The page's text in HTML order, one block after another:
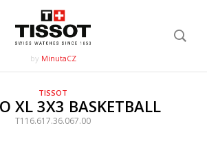
by MinutaCZ
TISSOT
XL 3X3 BASKETBALL
T116.617.36.067.00